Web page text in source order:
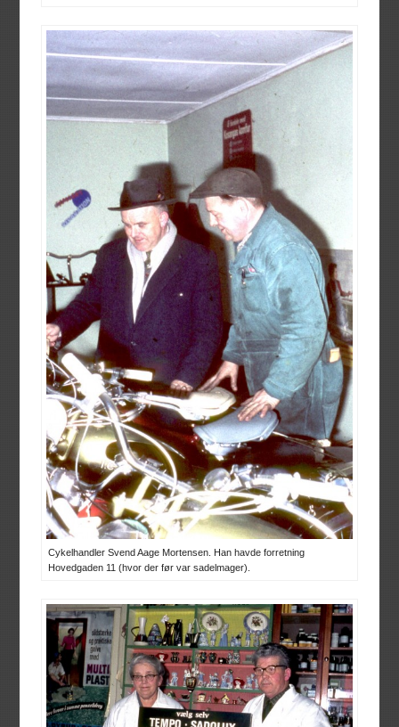
Cykelhandler Svend Aage Mortensen. Han havde forretning
Hovedgaden 11 (hvor der før var sadelmager).